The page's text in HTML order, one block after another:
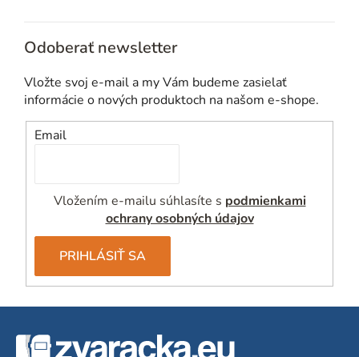
Odoberať newsletter
Vložte svoj e-mail a my Vám budeme zasielať
informácie o nových produktoch na našom e-shope.
Email
Vložením e-mailu súhlasíte s podmienkami
ochrany osobných údajov
PRIHLÁSIŤ SA